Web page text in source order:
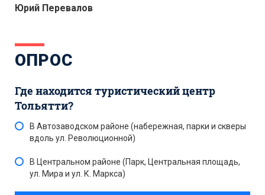
Юрий Перевалов
ОПРОС
Где находится туристический центр
Тольятти?
В Автозаводском районе (набережная, парки и скверы
вдоль ул. Революционной)
В Центральном районе (Парк, Центральная площадь,
ул. Мира и ул. К. Маркса)